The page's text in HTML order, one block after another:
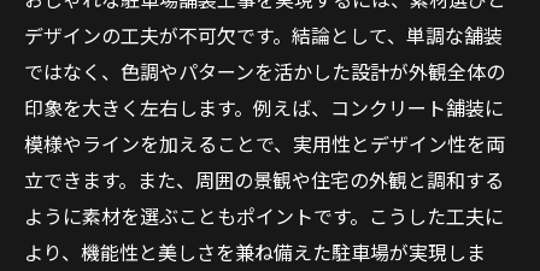
デザインの工夫が不可欠です。結論として、単調な舗装
ではなく、色調やパターンを活かした設計が外観全体の
印象を大きく左右します。例えば、コンクリート舗装に
模様やラインを加えることで、実用性とデザイン性を両
立できます。また、周囲の景観や住宅の外観と調和する
ように素材を選ぶこともポイントです。こうした工夫に
より、機能性と美しさを兼ね備えた駐車場が実現しま